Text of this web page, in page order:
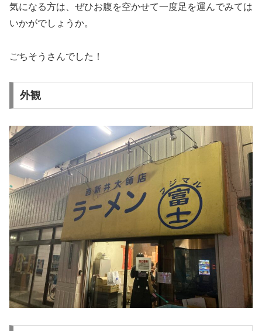
気になる方は、ぜひお腹を空かせて一度足を運んでみては
いかがでしょうか。
ごちそうさんでした！
外観